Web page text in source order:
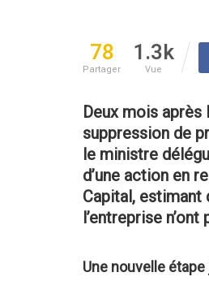
78
Partager
1.3k
Vue
Deux mois
suppression de
le ministre
d’une action en
Capital, estimant
l’entreprise
Une nouvelle